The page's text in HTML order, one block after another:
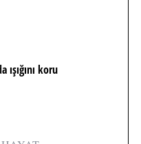
ışığını koru